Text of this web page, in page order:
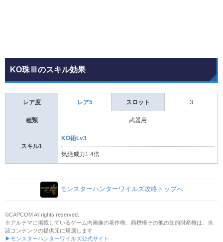
KO珠Ⅲのスキル効果
レア度 レア5 スロット 3
種類 武器用
スキル1
KO術Lv3
気絶威力1.4倍
モンスターハンターワイルズ攻略トップへ
©CAPCOM All rights reserved.
※アルテマに掲載しているゲーム内画像の著作権、商標権その他の知的財産権は、当
該コンテンツの提供元に帰属します
▶モンスターハンターワイルズ公式サイト